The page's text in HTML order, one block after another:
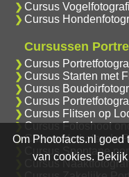
Cursus
Cursus
Cursussen
Cursus
Cursus Starten met
Cursus
Cursus
Cursus Flitsen op
Cursus Fotoshoot
Cursus Verhalende
Cursus Spontane
Cursus
Om Photofacts.nl goed
van cookies.